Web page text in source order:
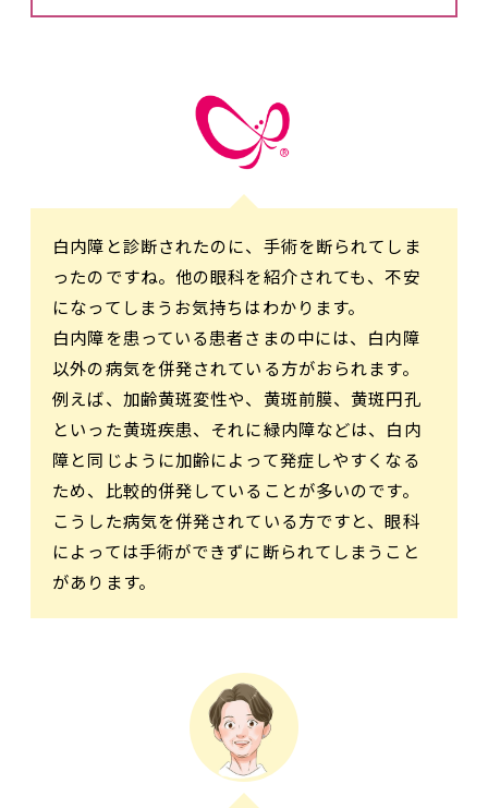
白内障と診断されたのに、手術を断られてしま
ったのですね。他の眼科を紹介されても、不安
になってしまうお気持ちはわかります。
白内障を患っている患者さまの中には、白内障
以外の病気を併発されている方がおられます。
例えば、加齢黄斑変性や、黄斑前膜、黄斑円孔
といった黄斑疾患、それに緑内障などは、白内
障と同じように加齢によって発症しやすくなる
ため、比較的併発していることが多いのです。
こうした病気を併発されている方ですと、眼科
によっては手術ができずに断られてしまうこと
があります。